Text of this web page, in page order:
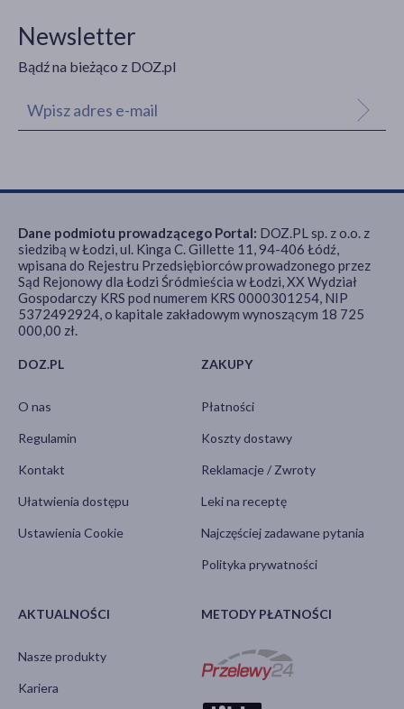
Newsletter
Bądź na bieżąco z DOZ.pl
DOZ.PL
O nas
Regulamin
Kontakt
Ułatwienia dostępu
Ustawienia Cookie
ZAKUPY
Płatności
Koszty dostawy
Reklamacje / Zwroty
Leki na receptę
Najczęściej zadawane pytania
Polityka prywatności
AKTUALNOŚCI
Nasze produkty
Kariera
METODY PŁATNOŚCI
Dane podmiotu prowadzącego Portal: DOZ.PL sp. z o.o. z
siedzibą w Łodzi, ul. Kinga C. Gillette 11, 94-406 Łódź,
wpisana do Rejestru Przedsiębiorców prowadzonego przez
Sąd Rejonowy dla Łodzi Śródmieścia w Łodzi, XX Wydział
Gospodarczy KRS pod numerem KRS 0000301254, NIP
5372492924, o kapitale zakładowym wynoszącym 18 725
000,00 zł.